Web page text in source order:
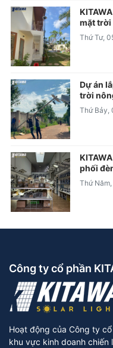
mặt trời
Thứ Tư,
Dự án
trời
Thứ Bảy,
phối
Thứ
Công ty cổ phần
Hoạt động của Công ty
khu vực kinh doanh